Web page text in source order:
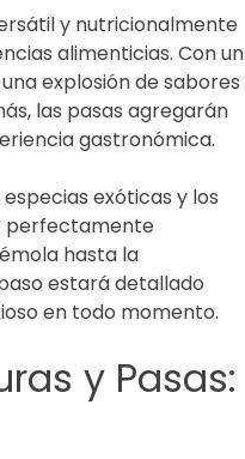
y nutricionalmente
alimenticias. Con un
explosión de sabores
las pasas agregarán
gastronómica.
exóticas y los
perfectamente
hasta la
estará detallado
en todo momento.
y Pasas: